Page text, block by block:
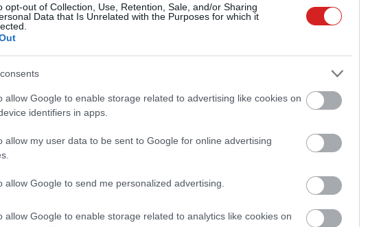
opt-out of Collection, Use, Retention, Sale, and/or Sharing
Data that Is Unrelated with the Purposes for which it
allow Google to enable storage related to advertising like cookies on
identifiers in apps.
allow my user data to be sent to Google for online advertising
allow Google to send me personalized advertising.
allow Google to enable storage related to analytics like cookies on
modellje az esetek 90 százalékában
módszereken alapuló időjóslás.
szeretjük tudni, hogy lesz-e eső, szél,
ruhát választunk, de biztosak soha nem lehetünk
hagyományai vannak, mégis a mai napig
a legjobb szándékuk ellenére is félrevezetnek